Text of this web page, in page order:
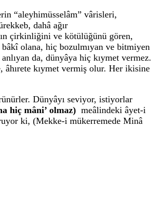
“aleyhimüsselâm” vârisleri,
dahâ ağır
çirkinliğini ve kötülüğünü gören,
olana, hiç bozulmıyan ve bitmiyen
da, dünyâya hiç kıymet vermez.
kıymet vermiş olur. Her ikisine
Dünyâyı seviyor, istiyorlar
hiç mâni’ olmaz) meâlindeki âyet-i
ki, (Mekke-i mükerremede Minâ